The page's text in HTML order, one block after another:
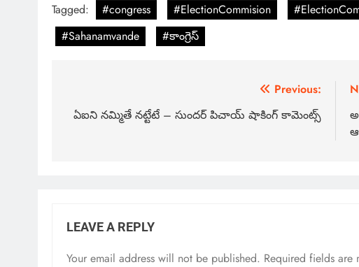
Tagged: #congress #ElectionCommision
#Sahanamvande
#కాంగ్రెస్
Previous:
ఏఐని నమ్మితే నట్టేటే – సుందర్ పిచాయ్ షాకింగ్ కామెంట్స్
LEAVE A REPLY
Your email address will not be published. Required fields are